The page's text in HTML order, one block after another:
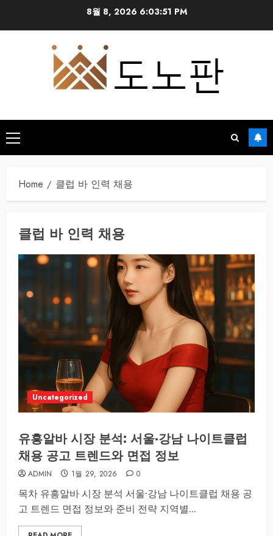
8월 8, 2026 6:03:51 PM
Primary
Menu
Home 클럽 바 인력 채용
클럽 바 인력 채용
Uncategorized
유흥알바 시장 분석: 서울·강남 나이트클럽
채용 공고 트렌드와 면접 정보
ADMIN 1월 29, 2026 0
목차 유흥알바 시장 분석 서울·강남 나이트클럽 채용 공
고 트렌드 면접 정보와 준비 전략 지역별...